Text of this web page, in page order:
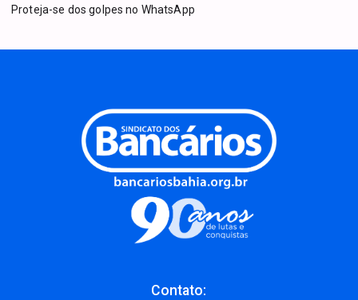
Proteja-se dos golpes no WhatsApp
Contato: